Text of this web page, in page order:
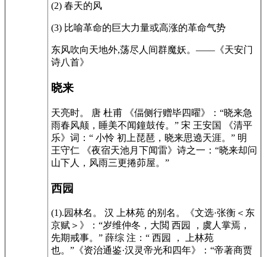
(2) 春天的风
(3) 比喻革命的巨大力量或高涨的革命气势
东风吹向天地外,荡尽人间群魔妖。——《天安门
诗八首》
晓来
天亮时。 唐 杜甫 《偪侧行赠毕四曜》：“晓来急
雨春风颠，睡美不闻鐘鼓传。” 宋 王安国 《清平
乐》词：“ 小怜 初上琵琶，晓来思遶天涯。” 明
王守仁 《夜宿天池月下闻雷》诗之一：“晓来却问
山下人，风雨三更捲茆屋。”
西园
(1).园林名。 汉 上林苑 的别名。《文选·张衡＜东
京赋＞》：“岁维仲冬，大閲 西园 ，虞人掌焉，
先期戒事。” 薛综 注：“ 西园 ， 上林苑
也。”《资治通鉴·汉灵帝光和四年》：“帝著商贾